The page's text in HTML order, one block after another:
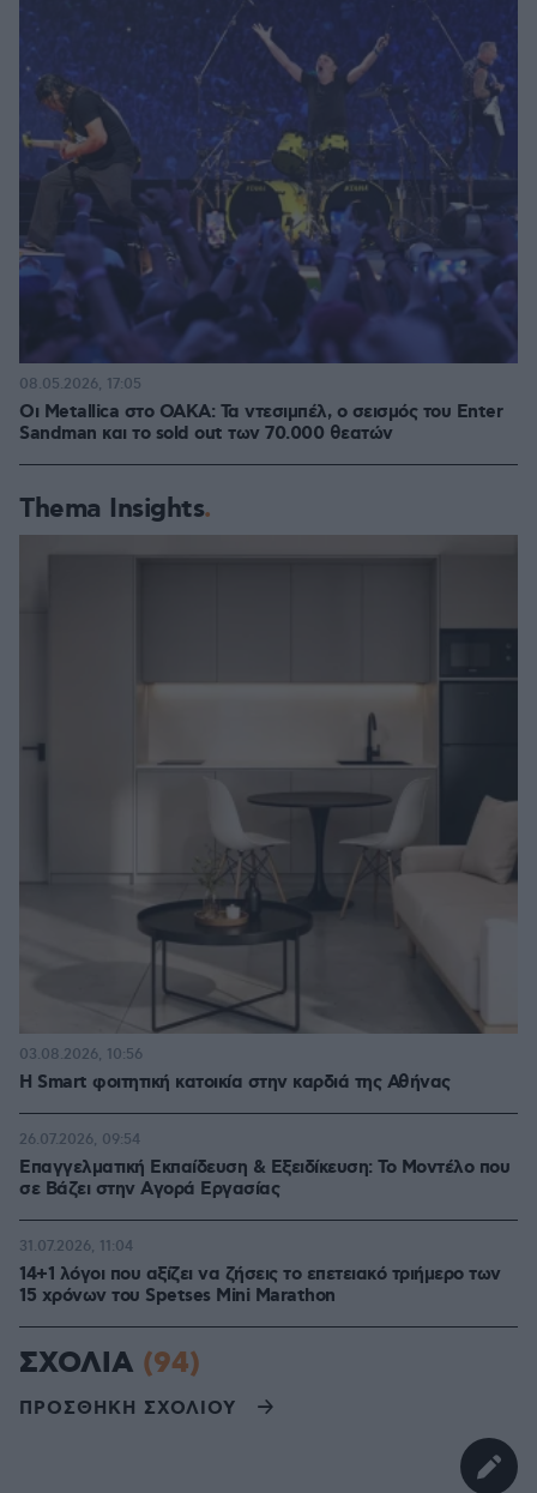
Οι Metallica στο ΟΑΚΑ: Τα ντεσιμπέλ, ο σεισμός του Enter
Sandman και το sold out των 70.000 θεατών
08.05.2026, 17:05
Thema Insights
Η Smart φοιτητική κατοικία στην καρδιά της Αθήνας
03.08.2026, 10:56
Επαγγελματική Εκπαίδευση & Εξειδίκευση: Το Mοντέλο που
σε Bάζει στην Aγορά Eργασίας
26.07.2026, 09:54
14+1 λόγοι που αξίζει να ζήσεις το επετειακό τριήμερο των
15 χρόνων του Spetses Mini Marathon
31.07.2026, 11:04
ΣΧΟΛΙΑ (94)
ΠΡΟΣΘΗΚΗ ΣΧΟΛΙΟΥ